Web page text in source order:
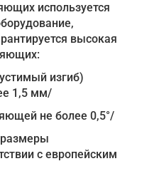
используется
высокая
изгиб)
1,5 мм/
не более 0,5°/
с европейским